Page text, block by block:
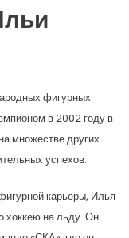
фигурных
в 2002 году в
множестве других
успехов.
карьеры, Илья
хоккею на льду. Он